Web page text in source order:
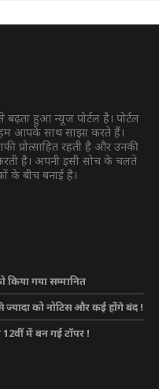
बढ़ता हुआ न्यूज पोर्टल है। पोर्टल
हम आपके साथ साझा करते हैं।
प्रोत्साहित रहती है और उनकी
है। अपनी इसी सोच के चलते
के बीच बनाई है।
किया गया सम्मानित
को नोटिस और कई होंगे बंद !
में बन गई टॉपर !